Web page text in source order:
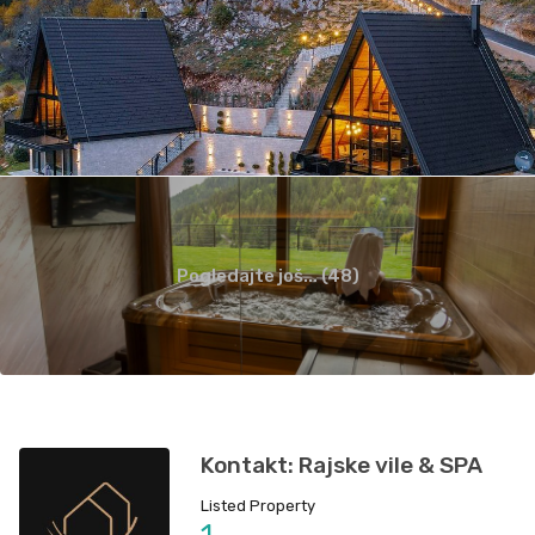
Pogledajte još... (48)
Kontakt: Rajske vile & SPA
Listed Property